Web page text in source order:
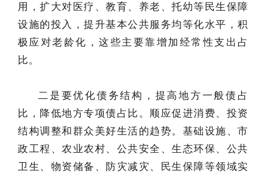
用，扩大对医疗、教育、养老、托幼等民生保障
设施的投入，提升基本公共服务均等化水平，积
极应对老龄化，这些主要靠增加经常性支出占
比。
二是要优化债务结构，提高地方一般债占
比，降低地方专项债占比。顺应促进消费、投资
结构调整和群众美好生活的趋势。基础设施、市
政工程、农业农村、公共安全、生态环保、公共
卫生、物资储备、防灾减灾、民生保障等领域实